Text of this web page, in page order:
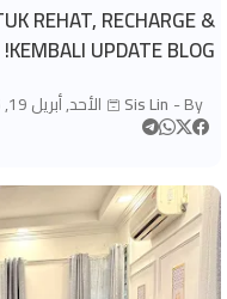
REHAT, RECHARGE &
KEMBALI UPDATE BLOG!
By -
Sis Lin الأحد, أبريل 19, 2026